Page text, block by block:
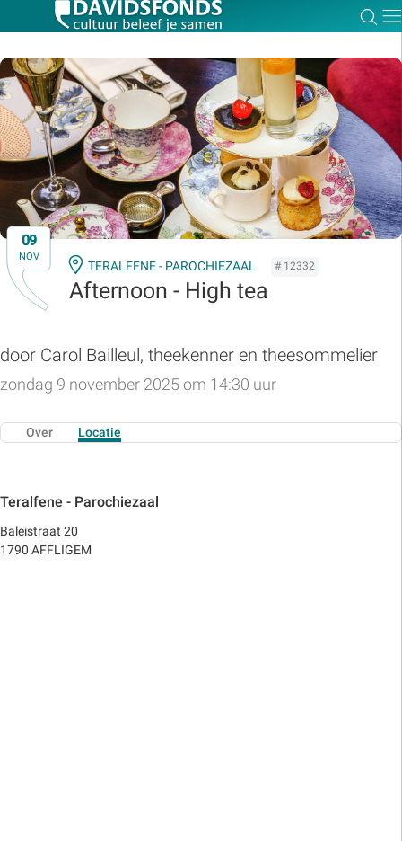
09
NOV
TERALFENE - PAROCHIEZAAL # 12332
Afternoon - High tea
door Carol Bailleul, theekenner en theesommelier
zondag 9 november 2025 om 14:30 uur
Over Locatie
Teralfene - Parochiezaal
Baleistraat 20
1790 AFFLIGEM
Zoek:
Zoeken